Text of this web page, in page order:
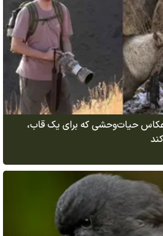
حیات‌وحشی که برای یک قاب،